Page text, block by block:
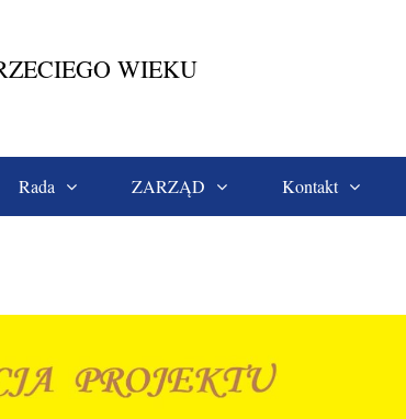
WIEKU
Rada ZARZĄD Kontakt